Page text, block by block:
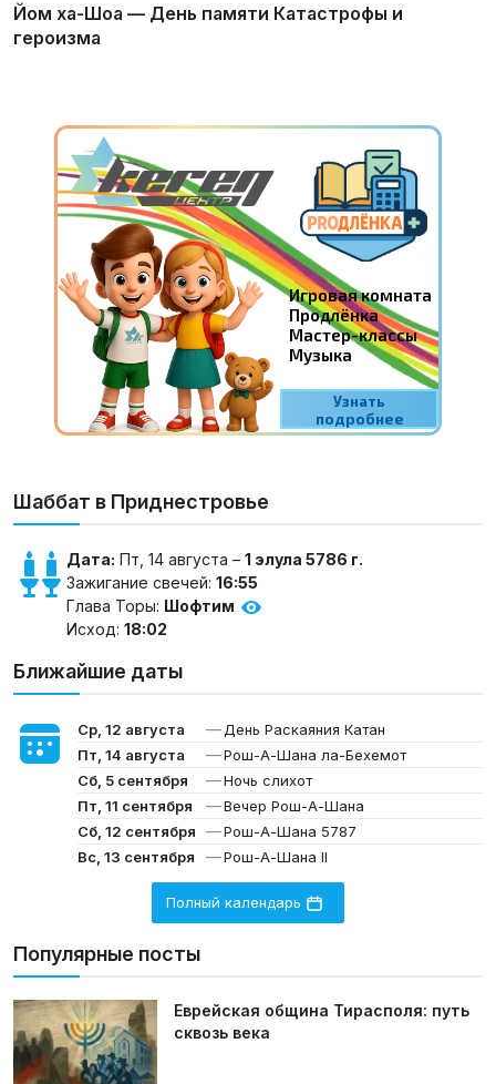
Йом ха-Шоа — День памяти Катастрофы и
героизма
Шаббат в Приднестровье
Дата: Пт, 14 августа – 1 элула 5786 г.
Зажигание свечей: 16:55
Глава Торы: Шофтим
Исход: 18:02
Ближайшие даты
Ср, 12 августа — День Раскаяния Катан
Пт, 14 августа
—Рош-А-Шана ла-Бехемот
Сб, 5 сентября
—Ночь слихот
Пт, 11 сентября
—Вечер Рош-А-Шана
Сб, 12 сентября
—Рош-А-Шана 5787
Вс, 13 сентября
—Рош-А-Шана II
Полный календарь
Популярные посты
Еврейская община Тирасполя: путь
сквозь века